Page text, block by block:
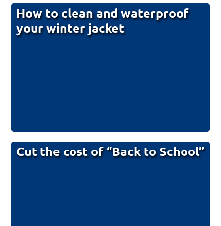
How to clean and waterproof
your winter jacket
Cut the cost of “Back to School”